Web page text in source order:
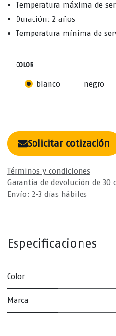
Temperatura máxima de
Duración: 2 años
Temperatura mínima de
COLOR
blanco negro
Solicitar cotización
Términos y condiciones
Garantía de devolución de 30
Envío: 2-3 días hábiles
Especificaciones
Color
Marca